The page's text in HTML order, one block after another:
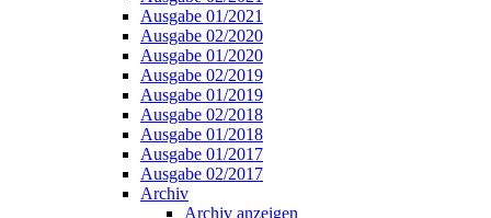
Ausgabe 01/2021
Ausgabe 02/2020
Ausgabe 01/2020
Ausgabe 02/2019
Ausgabe 01/2019
Ausgabe 02/2018
Ausgabe 01/2018
Ausgabe 01/2017
Ausgabe 02/2017
Archiv
Archiv anzeigen